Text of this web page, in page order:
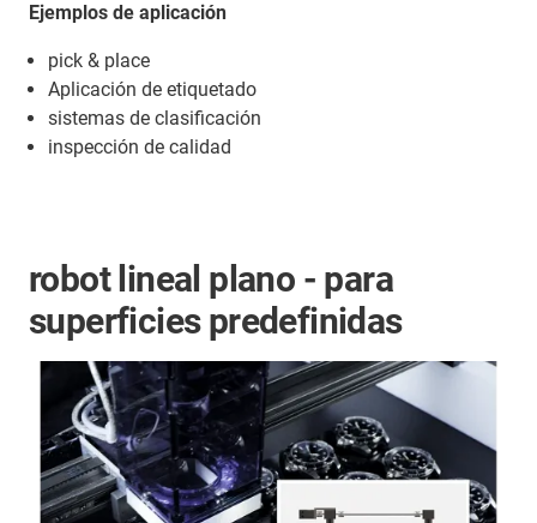
Ejemplos de aplicación
pick & place
Aplicación de etiquetado
sistemas de clasificación
inspección de calidad
robot lineal plano - para
superficies predefinidas